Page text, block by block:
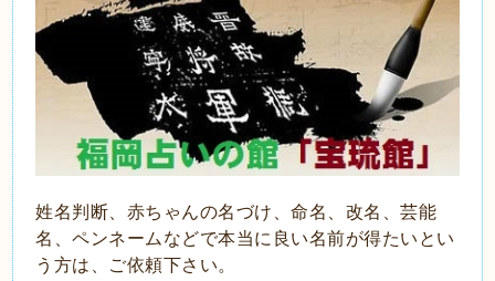
姓名判断、赤ちゃんの名づけ、命名、改名、芸能
名、ペンネームなどで本当に良い名前が得たいとい
う方は、ご依頼下さい。